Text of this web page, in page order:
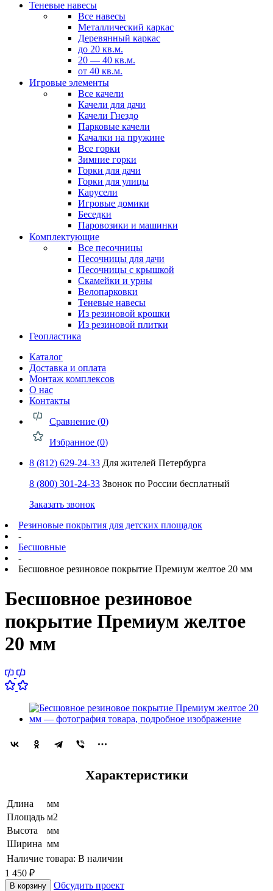
Теневые навесы
Все навесы
Металлический каркас
Деревянный каркас
до 20 кв.м.
20 — 40 кв.м.
от 40 кв.м.
Игровые элементы
Все качели
Качели для дачи
Качели Гнездо
Парковые качели
Качалки на пружине
Все горки
Зимние горки
Горки для дачи
Горки для улицы
Карусели
Игровые домики
Беседки
Паровозики и машинки
Комплектующие
Все песочницы
Песочницы для дачи
Песочницы с крышкой
Скамейки и урны
Велопарковки
Теневые навесы
Из резиновой крошки
Из резиновой плитки
Геопластика
Каталог
Доставка и оплата
Монтаж комплексов
О нас
Контакты
Сравнение (0)
Избранное (0)
8 (812) 629-24-33 Для жителей Петербурга
8 (800) 301-24-33 Звонок по России бесплатный
Заказать звонок
Резиновые покрытия для детских площадок
-
Бесшовные
-
Бесшовное резиновое покрытие Премиум желтое 20 мм
Бесшовное резиновое
покрытие Премиум желтое
20 мм
Характеристики
Длина
мм
Площадь м2
Высота
мм
Ширина мм
Наличие товара: В наличии
1 450 ₽
В корзину Обсудить проект